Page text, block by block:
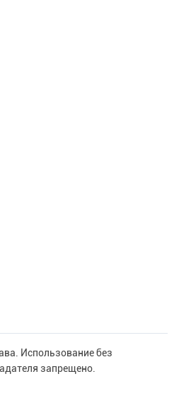
Использование без
запрещено.